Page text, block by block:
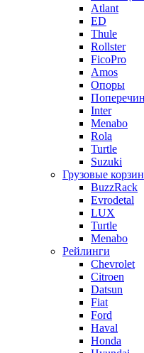
Atlant
ED
Thule
Rollster
FicoPro
Amos
Опоры
Inter
Menabo
Rola
Turtle
Suzuki
Грузовые
BuzzRack
Evrodetal
LUX
Turtle
Menabo
Рейлинги
Chevrolet
Citroen
Datsun
Fiat
Ford
Haval
Honda